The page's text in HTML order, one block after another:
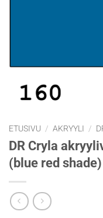
ETUSIVU / AKRYYLI /
DR Cryla
(blue red shade)